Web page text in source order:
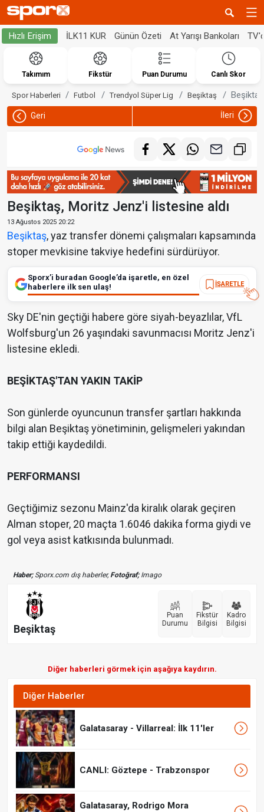
Hızlı Erişim İLK11 KUR Günün Özeti At Yarışı Bankoları
Takımım Fikstür Puan Durumu Canlı Skor
Spor Haberleri Futbol Trendyol Süper Lig Beşiktaş
Geri İleri
Beşiktaş, Moritz Jenz'i listesine aldı
13 Ağustos 2025 20:22
Beşiktaş, yaz transfer dönemi çalışmaları kapsamında
stoper mevkisine takviye hedefini sürdürüyor.
Sporx’i buradan Google’da işaretle, en özel
haberlere ilk sen ulaş!
İŞARETLE
Sky DE'nin geçtiği habere göre siyah-beyazlılar, VfL
Wolfsburg'un 26 yaşındaki savunmacısı Moritz Jenz'i
listesine ekledi.
BEŞİKTAŞ'TAN YAKIN TAKİP
Son günlerde oyuncunun transfer şartları hakkında
bilgi alan Beşiktaş yönetiminin, gelişmeleri yakından
takip ettiği kaydedildi.
PERFORMANSI
Geçtiğimiz sezonu Mainz'da kiralık olarak geçiren
Alman stoper, 20 maçta 1.6046 dakika forma giydi ve
gol veya asist katkısında bulunmadı.
Haber;Sporx.com dış haberler,Fotoğraf;Imago
Beşiktaş
Puan
Durumu
Fikstür
Bilgisi
Kadro
Bilgisi
Diğer haberleri görmek için aşağıya kaydırın.
Diğer Haberler
Galatasaray - Villarreal: İlk 11'ler
CANLI: Göztepe - Trabzonspor
Galatasaray, Rodrigo Mora